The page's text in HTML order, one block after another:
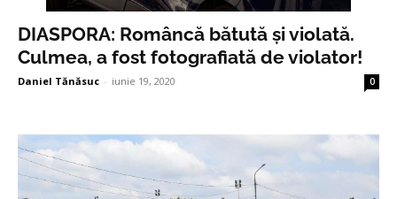
DIASPORA: Româncă bătută și violată.
Culmea, a fost fotografiată de violator!
Daniel Tănăsuc - iunie 19, 2020 0